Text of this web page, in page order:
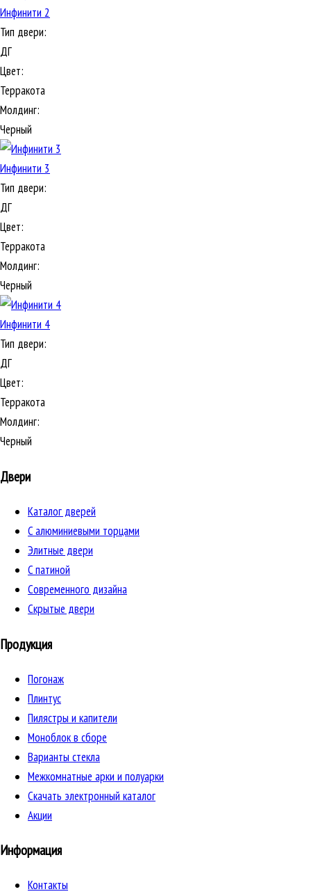
Инфинити 2
Тип двери:
ДГ
Цвет:
Терракота
Молдинг:
Черный
Инфинити 3
Тип двери:
ДГ
Цвет:
Терракота
Молдинг:
Черный
Инфинити 4
Тип двери:
ДГ
Цвет:
Терракота
Молдинг:
Черный
Двери
Каталог дверей
C алюминиевыми торцами
Элитные двери
C патиной
Cовременного дизайна
Скрытые двери
Продукция
Погонаж
Плинтус
Пилястры и капители
Моноблок в сборе
Варианты стекла
Межкомнатные арки и полуарки
Скачать электронный каталог
Акции
Информация
Контакты